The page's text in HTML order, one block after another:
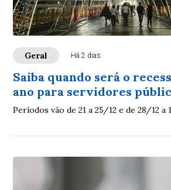
Geral Há 2 dias
Saiba quando será o
ano para servidores
Períodos vão de 21 a 25/12 e de 28/12 a